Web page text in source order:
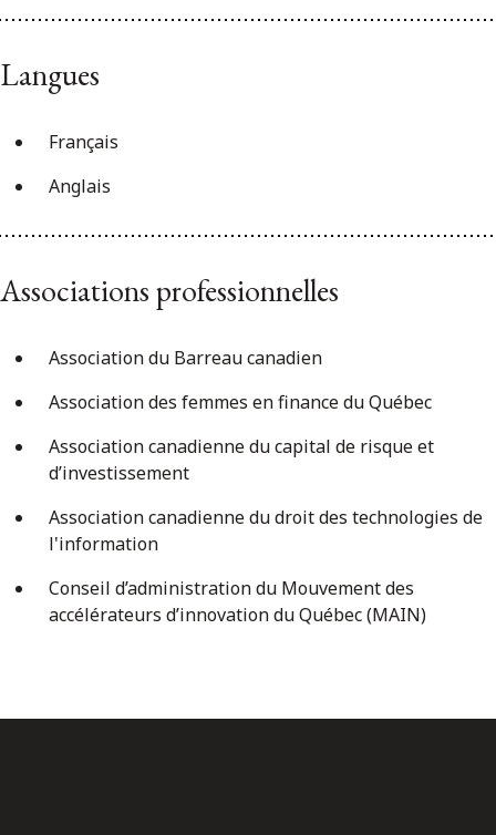
Langues
Français
Anglais
Associations professionnelles
Association du Barreau canadien
Association des femmes en finance du Québec
Association canadienne du capital de risque et
d’investissement
Association canadienne du droit des technologies de
l'information
Conseil d’administration du Mouvement des
accélérateurs d’innovation du Québec (MAIN)